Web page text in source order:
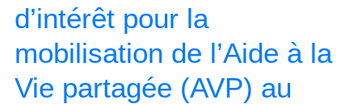
d’intérêt pour la
mobilisation de l’Aide à la
Vie partagée (AVP) au